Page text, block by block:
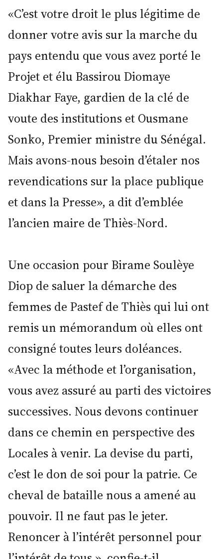
«C’est votre droit le plus légitime de
donner votre avis sur la marche du
pays entendu que vous avez porté le
Projet et élu Bassirou Diomaye
Diakhar Faye, gardien de la clé de
voute des institutions et Ousmane
Sonko, Premier ministre du Sénégal.
Mais avons-nous besoin d’étaler nos
revendications sur la place publique
et dans la Presse», a dit d’emblée
l’ancien maire de Thiès-Nord.
Une occasion pour Birame Soulèye
Diop de saluer la démarche des
femmes de Pastef de Thiès qui lui ont
remis un mémorandum où elles ont
consigné toutes leurs doléances.
«Avec la méthode et l’organisation,
vous avez assuré au parti des victoires
successives. Nous devons continuer
dans ce chemin en perspective des
Locales à venir. La devise du parti,
c’est le don de soi pour la patrie. Ce
cheval de bataille nous a amené au
pouvoir. Il ne faut pas le jeter.
Renoncer à l’intérêt personnel pour